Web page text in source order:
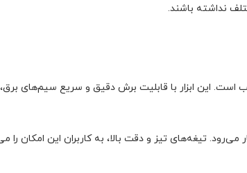
نداشته باشند.
می‌رود. تیغه‌های تیز و دقت بالا، به کاربران این